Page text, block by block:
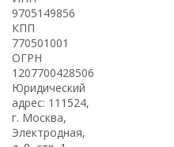
Промышленные
резервуарами
Обновленный
промышленного
водонагревателя
9705149856
КПП
770501001
ОГРН
1207700428506
Юридический
адрес: 111524,
г. Москва,
Электродная,